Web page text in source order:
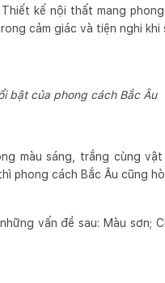
kế nội thất mang
cảm giác và tiện nghi khi
bật của phong cách Bắc Âu
màu sáng, trắng cùng
phong cách Bắc Âu cũng
vấn đề sau: Màu sơn;